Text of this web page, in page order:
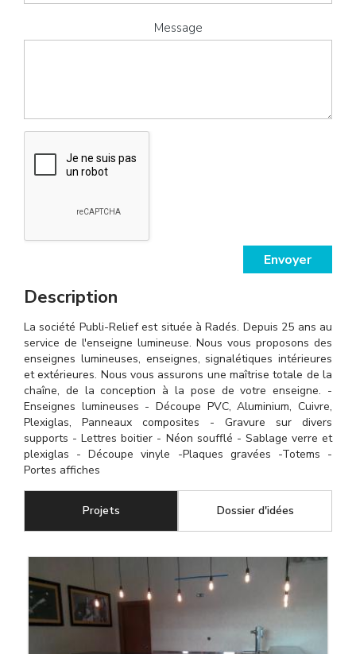
Message
Envoyer
Description
La société Publi-Relief est située à Radés. Depuis 25 ans au
service de l'enseigne lumineuse. Nous vous proposons des
enseignes lumineuses, enseignes, signalétiques intérieures
et extérieures. Nous vous assurons une maîtrise totale de la
chaîne, de la conception à la pose de votre enseigne. -
Enseignes lumineuses - Découpe PVC, Aluminium, Cuivre,
Plexiglas, Panneaux composites - Gravure sur divers
supports - Lettres boitier - Néon soufflé - Sablage verre et
plexiglas - Découpe vinyle -Plaques gravées -Totems -
Portes affiches
Projets Dossier d'idées